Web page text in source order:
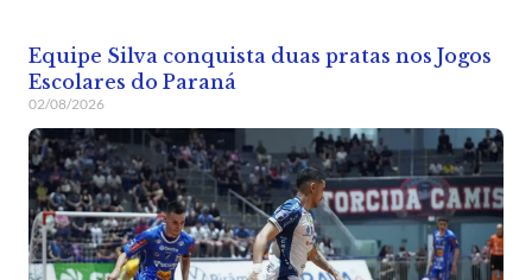
Equipe Silva conquista duas pratas nos Jogos
Escolares do Paraná
02/08/2026